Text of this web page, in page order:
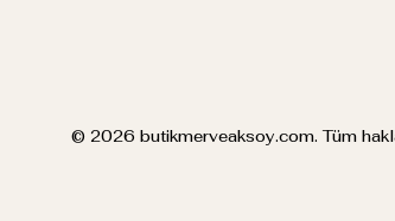
© 2026 butikmerveaksoy.com. Tüm